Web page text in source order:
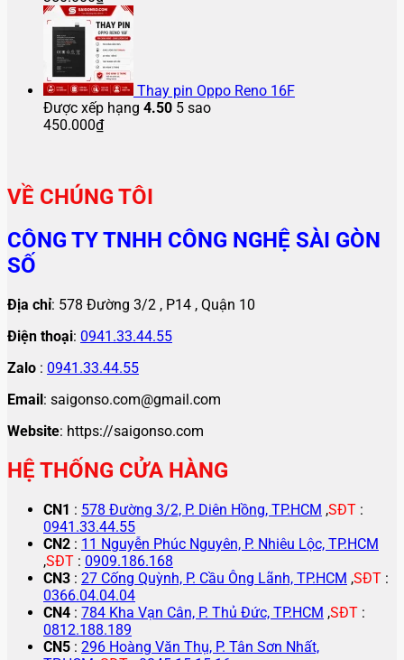
Thay pin Oppo Reno 16F
Được xếp hạng 4.50 5 sao
450.000₫
VỀ CHÚNG TÔI
CÔNG TY TNHH CÔNG NGHỆ SÀI GÒN
SỐ
Địa chỉ: 578 Đường 3/2 , P14 , Quận 10
Điện thoại: 0941.33.44.55
Zalo : 0941.33.44.55
Email: saigonso.com@gmail.com
Website: https://saigonso.com
HỆ THỐNG CỬA HÀNG
CN1 : 578 Đường 3/2, P. Diên Hồng, TP.HCM ,SĐT :
0941.33.44.55
CN2 : 11 Nguyễn Phúc Nguyên, P. Nhiêu Lộc, TP.HCM
,SĐT : 0909.186.168
CN3 : 27 Cống Quỳnh, P. Cầu Ông Lãnh, TP.HCM ,SĐT :
0366.04.04.04
CN4 : 784 Kha Vạn Cân, P. Thủ Đức, TP.HCM ,SĐT :
0812.188.189
CN5 : 296 Hoàng Văn Thụ, P. Tân Sơn Nhất,